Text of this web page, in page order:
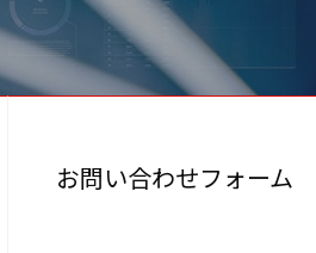
お問い合わせフォーム